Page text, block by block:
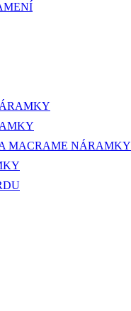
MACRAME NÁRAMKY